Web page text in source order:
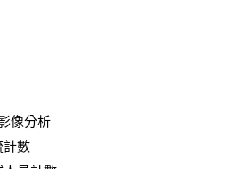
像分析
計數